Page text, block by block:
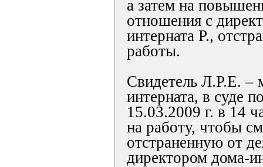
а затем на
отношения с
интерната Р.,
работы.
Свидетель Л.Р.Е. –
интерната, в суде
15.03.2009 г. в 14
на работу, чтобы
отстраненную от
директором дома-